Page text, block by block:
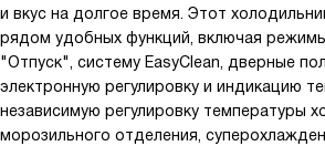
и вкус на долгое время. Этот
рядом удобных функций, включая
"Отпуск", систему EasyClean, дверные
электронную регулировку и индикацию
независимую регулировку температуры
морозильного отделения,